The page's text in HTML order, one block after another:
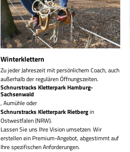
Winterklettern
Zu jeder Jahreszeit mit persönlichem Coach, auch
außerhalb der regulären Öffnungszeiten.
Schnurstracks Kletterpark Hamburg-
Sachsenwald
, Aumühle oder
Schnurstracks Kletterpark Rietbergin
Ostwestfalen (NRW).
Lassen Sie uns Ihre Vision umsetzen: Wir
erstellen ein Premium-Angebot, abgestimmt auf
Ihre spezifischen Anforderungen.